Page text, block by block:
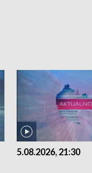
5.08.2026, 21:30